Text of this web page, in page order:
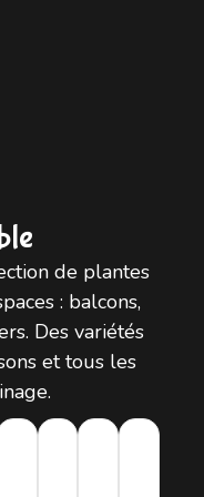
de plantes
: balcons,
Des variétés
et tous les